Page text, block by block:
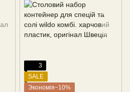
3
SALE
Экономія−10%